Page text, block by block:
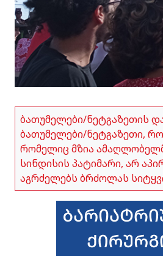
ბათუმელები/ნეტგაზეთის
ბათუმელები/ნეტგაზეთი,
რომელიც მზია
სინდისის პატიმარი, არ
აგრძელებს ბრძოლას